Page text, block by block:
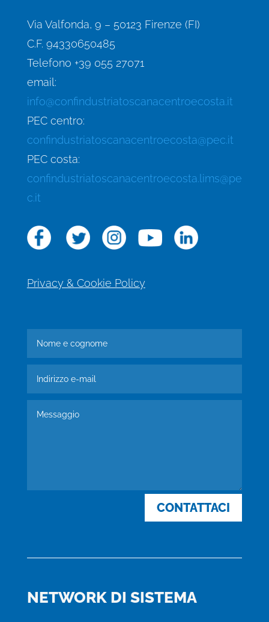
Via Valfonda, 9 – 50123 Firenze (FI)
C.F. 94330650485
Telefono +39 055 27071
email:
info@confindustriatoscanacentroecosta.it
PEC centro:
confindustriatoscanacentroecosta@pec.it
PEC costa:
confindustriatoscanacentroecosta.lims@pe
c.it
Privacy & Cookie Policy
CONTATTACI
NETWORK DI SISTEMA